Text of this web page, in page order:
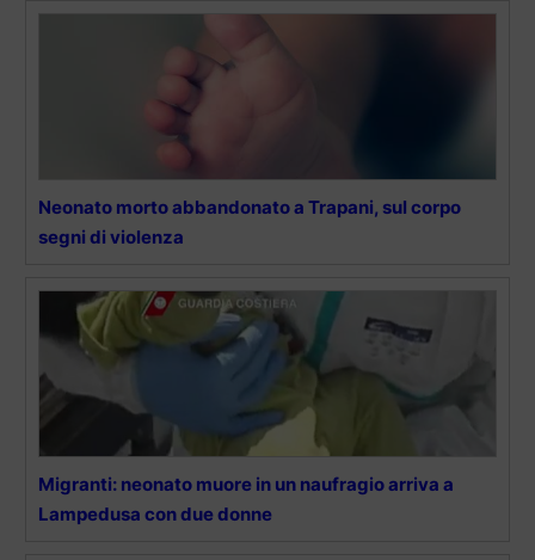
Neonato morto abbandonato a Trapani, sul corpo
segni di violenza
Migranti: neonato muore in un naufragio arriva a
Lampedusa con due donne